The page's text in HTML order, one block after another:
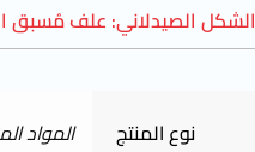
الشكل الصيدلاني: علف مُسبق
نوع المنتج المواد